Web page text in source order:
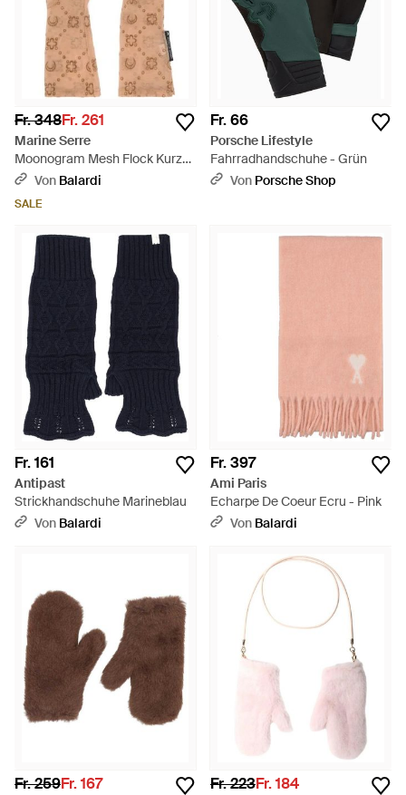
Fr. 348Fr. 261
Marine Serre
Moonogram Mesh Flock Kurze
Handschuhe - Natur
Von Balardi
SALE
Fr. 66
Porsche Lifestyle
Fahrradhandschuhe - Grün
Von Porsche Shop
Fr. 161
Antipast
Strickhandschuhe Marineblau
Von Balardi
Fr. 397
Ami Paris
Echarpe De Coeur Ecru - Pink
Von Balardi
Fr. 259Fr. 167 Fr. 223Fr. 184